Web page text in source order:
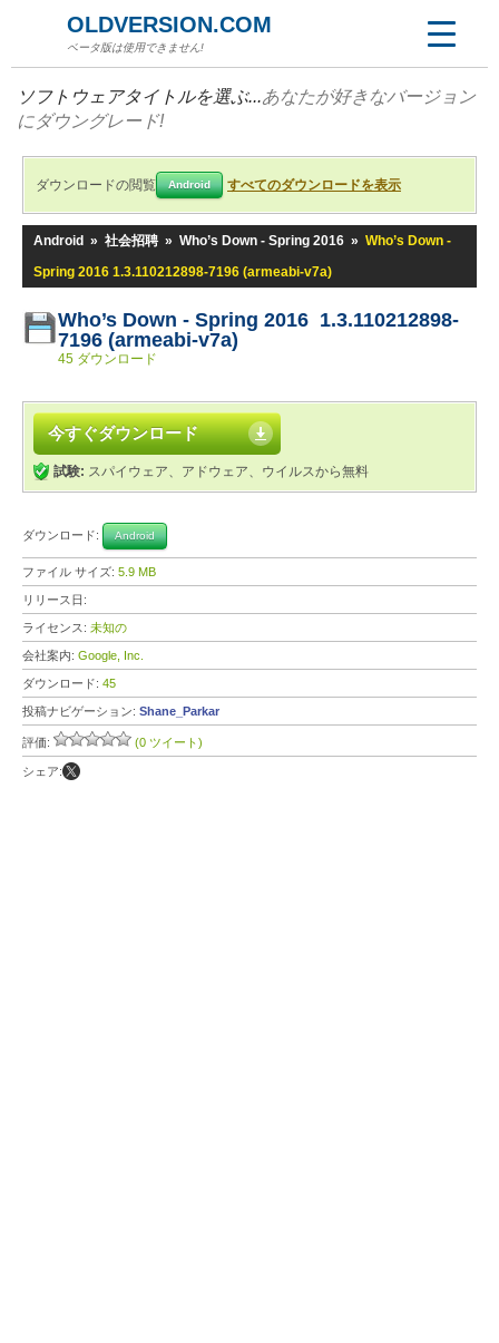
OLDVERSION.COM
ベータ版は使用できません!
ソフトウェアタイトルを選ぶ...あなたが好きなバージョン
にダウングレード!
ダウンロードの閲覧 Android すべてのダウンロードを表示
Android » 社会招聘 » Who’s Down - Spring 2016 » Who’s Down -
Spring 2016 1.3.110212898-7196 (armeabi-v7a)
Who’s Down - Spring 2016 1.3.110212898-
7196 (armeabi-v7a)
45 ダウンロード
今すぐダウンロード
試験: スパイウェア、アドウェア、ウイルスから無料
ダウンロード: Android
ファイル サイズ: 5.9 MB
リリース日:
ライセンス: 未知の
会社案内: Google, Inc.
ダウンロード: 45
投稿ナビゲーション: Shane_Parkar
評価: (0 ツイート)
シェア: